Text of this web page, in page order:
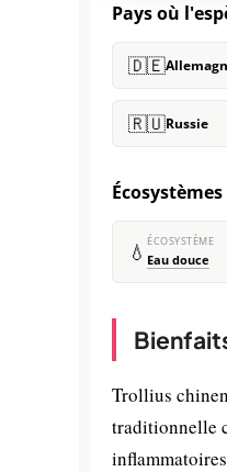
Pays où
🇩🇪
🇷🇺Russie
💧 ÉCOSYSTÈME
Eau douce
Trollius
traditionnelle